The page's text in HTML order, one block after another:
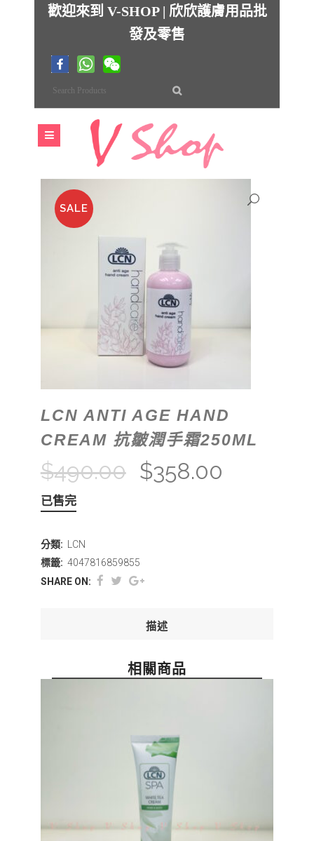
歡迎來到 V-SHOP | 欣欣護膚用品批
發及零售
SALE
LCN ANTI AGE HAND
CREAM 抗皺潤手霜250ML
$490.00 $358.00
已售完
分類:
LCN
標籤: 4047816859855
SHARE ON:
描述
相關商品